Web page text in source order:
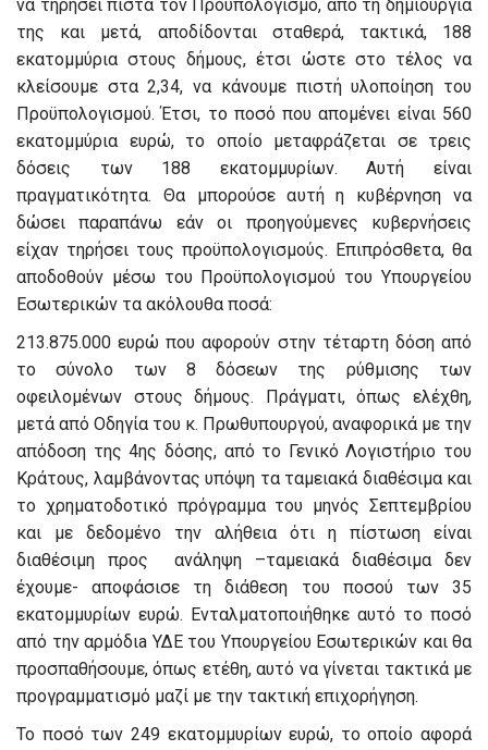
να τηρήσει πιστά τον Προϋπολογισμό, από τη δημιουργία
της και μετά, αποδίδονται σταθερά, τακτικά, 188
εκατομμύρια στους δήμους, έτσι ώστε στο τέλος να
κλείσουμε στα 2,34, να κάνουμε πιστή υλοποίηση του
Προϋπολογισμού. Έτσι, το ποσό που απομένει είναι 560
εκατομμύρια ευρώ, το οποίο μεταφράζεται σε τρεις
δόσεις των 188 εκατομμυρίων. Αυτή είναι
πραγματικότητα. Θα μπορούσε αυτή η κυβέρνηση να
δώσει παραπάνω εάν οι προηγούμενες κυβερνήσεις
είχαν τηρήσει τους προϋπολογισμούς. Επιπρόσθετα, θα
αποδοθούν μέσω του Προϋπολογισμού του Υπουργείου
Εσωτερικών τα ακόλουθα ποσά:
213.875.000 ευρώ που αφορούν στην τέταρτη δόση από
το σύνολο των 8 δόσεων της ρύθμισης των
οφειλομένων στους δήμους. Πράγματι, όπως ελέχθη,
μετά από Οδηγία του κ. Πρωθυπουργού, αναφορικά με την
απόδοση της 4ης δόσης, από το Γενικό Λογιστήριο του
Κράτους, λαμβάνοντας υπόψη τα ταμειακά διαθέσιμα και
το χρηματοδοτικό πρόγραμμα του μηνός Σεπτεμβρίου
και με δεδομένο την αλήθεια ότι η πίστωση είναι
διαθέσιμη προς ανάληψη –ταμειακά διαθέσιμα δεν
έχουμε- αποφάσισε τη διάθεση του ποσού των 35
εκατομμυρίων ευρώ. Ενταλματοποιήθηκε αυτό το ποσό
από την αρμόδιa ΥΔΕ του Υπουργείου Εσωτερικών και θα
προσπαθήσουμε, όπως ετέθη, αυτό να γίνεται τακτικά με
προγραμματισμό μαζί με την τακτική επιχορήγηση.
Το ποσό των 249 εκατομμυρίων ευρώ, το οποίο αφορά